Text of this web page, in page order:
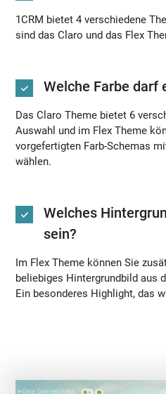
1CRM bietet 4 verschiedene
sind das Claro und das Flex
Welche Farbe darf
Das Claro Theme bietet 6
Auswahl und im Flex Theme
vorgefertigten Farb-Schemas
wählen.
Welches
sein?
Im Flex Theme können Sie
beliebiges Hintergrundbild aus
Ein besonderes Highlight, das